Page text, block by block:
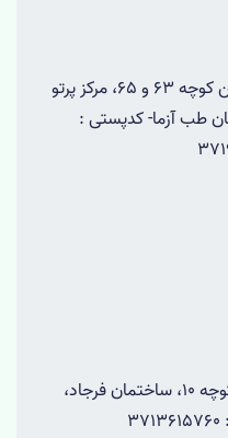
قم، بلوارامام موسی صدر، بین کوچه 63 و 65، مرکز پرتو
۲۸۰، ساختمان طب آزما- کدپستی :
قم، خیابان 19دی (باجک)، کوچه 10، ساختمان فرجاد،